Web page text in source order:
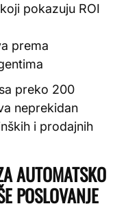
pokazuju ROI
prema
preko 200
neprekidan
i prodajnih
AUTOMATSKO
POSLOVANJE